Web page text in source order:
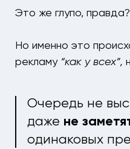
Это же глупо, правда?
Но именно это
рекламу “как у всех”,
Очередь не
даже не
одинаковых